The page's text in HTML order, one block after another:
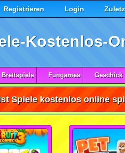
Registrieren Login
Kostenlos-
Brettspiele Fungames Geschick
Spiele kostenlos online